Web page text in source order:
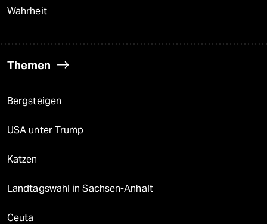
Wahrheit
Themen
Bergsteigen
USA unter Trump
Katzen
Landtagswahl in Sachsen-Anhalt
Ceuta